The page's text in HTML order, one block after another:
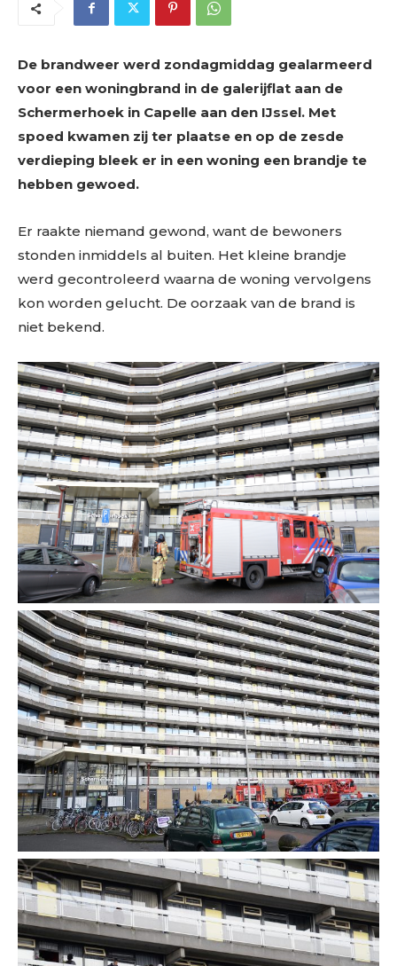
De brandweer werd zondagmiddag gealarmeerd
voor een woningbrand in de galerijflat aan de
Schermerhoek in Capelle aan den IJssel. Met
spoed kwamen zij ter plaatse en op de zesde
verdieping bleek er in een woning een brandje te
hebben gewoed.
Er raakte niemand gewond, want de bewoners
stonden inmiddels al buiten. Het kleine brandje
werd gecontroleerd waarna de woning vervolgens
kon worden gelucht. De oorzaak van de brand is
niet bekend.